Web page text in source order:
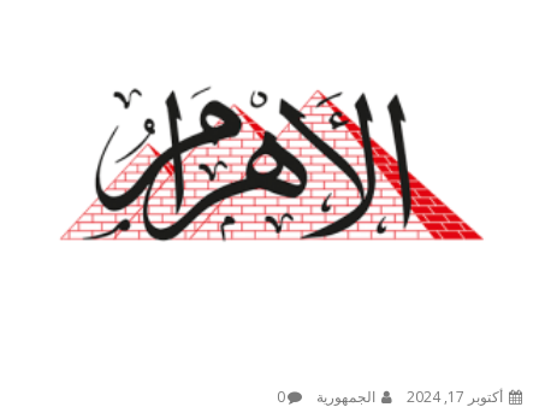
أكتوبر 17, 2024 الجمهورية 0